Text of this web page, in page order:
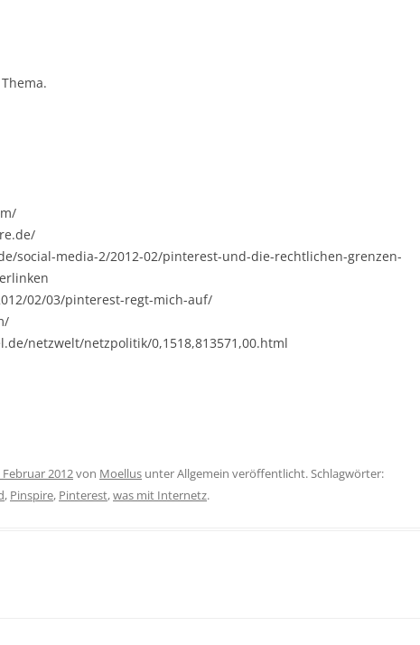
social-media-2/2012-02/pinterest-und-die-rechtlichen-grenzen-
02/03/pinterest-regt-mich-auf/
netzwelt/netzpolitik/0,1518,813571,00.html
Februar 2012von Moellus unter Allgemein veröffentlicht. Schlagwörter:
, Pinspire, Pinterest,was mit Internetz.